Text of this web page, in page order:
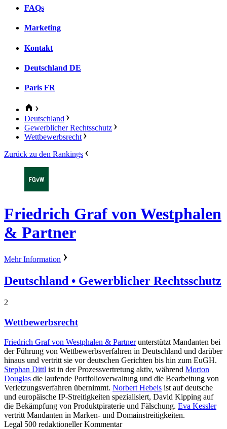
FAQs
Marketing
Kontakt
Deutschland DE
Paris FR
Deutschland
Gewerblicher Rechtsschutz
Wettbewerbsrecht
Zurück zu den Rankings
Friedrich Graf von Westphalen
& Partner
Mehr Information
Deutschland • Gewerblicher Rechtsschutz
2
Wettbewerbsrecht
Friedrich Graf von Westphalen & Partnerunterstützt Mandanten bei
der Führung von Wettbewerbsverfahren in Deutschland und darüber
hinaus und vertritt sie vor deutschen Gerichten bis hin zum EuGH.
Stephan Dittl ist in der Prozessvertretung aktiv, während Morton
Douglas die laufende Portfolioverwaltung und die Bearbeitung von
Verletzungsverfahren übernimmt. Norbert Hebeis ist auf deutsche
und europäische IP-Streitigkeiten spezialisiert, David Kipping auf
die Bekämpfung von Produktpiraterie und Fälschung. Eva Kessler
vertritt Mandanten in Marken- und Domainstreitigkeiten.
Legal 500 redaktioneller Kommentar